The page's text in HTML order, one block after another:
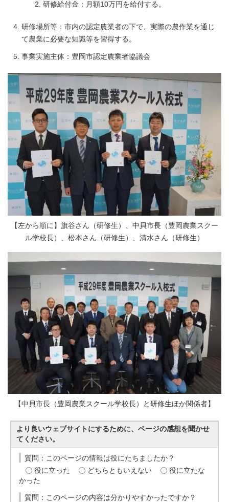
研修給付金：月額10万円を給付する。
研修場所等：市内の認定農業者の下で、実際の農作業を通じ
て農業に必要な知識等を習得する。
事業実施主体：豊岡市認定農業者協議会
【左から順に】旗谷さん（研修生）、中貝市長（豊岡農業スクー
ル学校長）、松本さん（研修生）、清水さん（研修生）
【中貝市長（豊岡農業スクール学校長）と研修生ほか関係者】
より良いウェブサイトにするために、ページの感想を聞かせ
てください。
質問：このページの情報は役にたちましたか？
役に立った
どちらともいえない
役に立たな
かった
質問：このページの内容は分かりやすかったですか？